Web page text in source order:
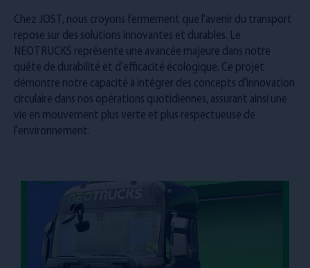
Chez JOST, nous croyons fermement que l'avenir du transport
repose sur des solutions innovantes et durables. Le
NEOTRUCKS représente une avancée majeure dans notre
quête de durabilité et d'efficacité écologique. Ce projet
démontre notre capacité à intégrer des concepts d'innovation
circulaire dans nos opérations quotidiennes, assurant ainsi une
vie en mouvement plus verte et plus respectueuse de
l'environnement.